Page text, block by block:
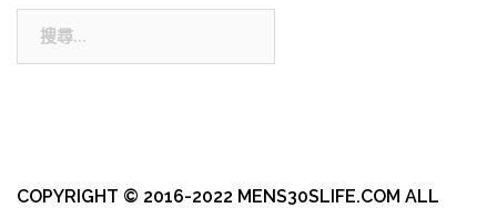
COPYRIGHT © 2016-2022 MENS30SLIFE.COM ALL